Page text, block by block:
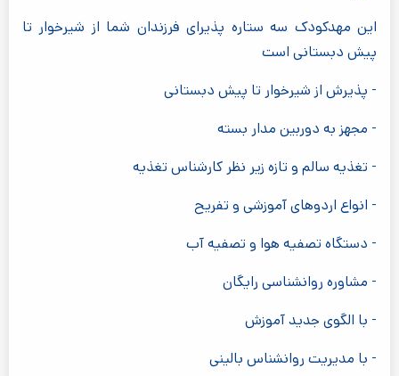
این مهدکودک سه ستاره پذیرای فرزندان شما از شیرخوار تا
پیش دبستانی است
- پذیرش از شیرخوار تا پیش دبستانی
- مجهز به دوربین مدار بسته
- تغذیه سالم و تازه زیر نظر کارشناس تغذیه
- انواع اردوهای آموزشی و تفریح
- دستگاه تصفیه هوا و تصفیه آب
- مشاوره روانشناسی رایگان
- با الگوی جدید آموزش
- با مدیریت روانشناس بالینی